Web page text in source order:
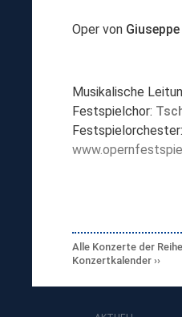
Oper von
Musikalische
Festspielchor:
Festspielorchester:
Alle Konzerte der
Konzertkalender